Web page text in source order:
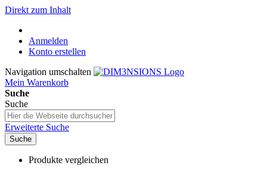
Direkt zum Inhalt
Anmelden
Konto erstellen
Navigation umschalten
Mein Warenkorb
Suche
Suche
Erweiterte Suche
Suche
Produkte vergleichen